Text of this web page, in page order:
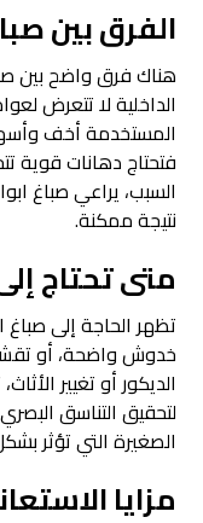
الفرق بين
هناك فرق واضح بين
الداخلية لا تتعرض
المستخدمة أخف
فتحتاج دهانات قوية
السبب، يراعي صباغ
نتيجة ممكنة.
متى تحتاج
تظهر الحاجة إلى صباغ
خدوش واضحة، أو
الديكور أو تغيير
لتحقيق التناسق
الصغيرة التي تؤثر
مزايا